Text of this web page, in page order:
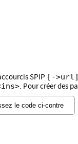
SPIP [-
. Pour créer des